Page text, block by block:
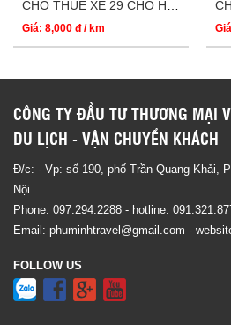
Giá: 8,000 đ / km
CÔNG TY ĐẦU TƯ THƯƠNG MẠI
DU LỊCH - VẬN CHUYỂN KHÁCH
Đ/c: - Vp: số 190, phố Trần Quang Khải,
Nội
Phone: 097.294.2288 - hotline:
Email: phuminhtravel@gmail.com -
FOLLOW US